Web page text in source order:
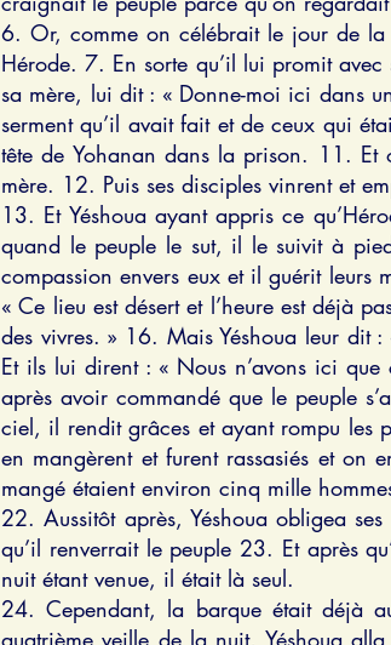
6. Or, comme on célébrait le jour de la
Hérode. 7. En sorte qu’il lui promit
sa mère, lui dit : « Donne-moi ici dans
serment qu’il avait fait et de ceux qui
tête de Yohanan dans la prison. 11.
mère. 12. Puis ses disciples vinrent et
13. Et Yéshoua ayant appris ce
quand le peuple le sut, il le suivit à
compassion envers eux et il guérit
« Ce lieu est désert et l’heure est déjà
des vivres. » 16. Mais Yéshoua leur dit :
Et ils lui dirent : « Nous n’avons ici
après avoir commandé que le peuple
ciel, il rendit grâces et ayant rompu les
en mangèrent et furent rassasiés et on
mangé étaient environ cinq mille
22. Aussitôt après, Yéshoua obligea
qu’il renverrait le peuple 23. Et après
nuit étant venue, il était là seul.
24. Cependant, la barque était déjà
quatrième veille de la nuit, Yéshoua